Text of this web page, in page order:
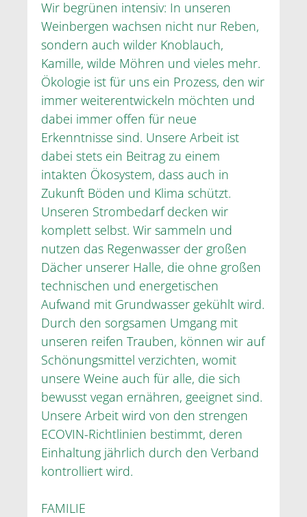
Wir begrünen intensiv: In unseren
Weinbergen wachsen nicht nur Reben,
sondern auch wilder Knoblauch,
Kamille, wilde Möhren und vieles mehr.
Ökologie ist für uns ein Prozess, den wir
immer weiterentwickeln möchten und
dabei immer offen für neue
Erkenntnisse sind. Unsere Arbeit ist
dabei stets ein Beitrag zu einem
intakten Ökosystem, dass auch in
Zukunft Böden und Klima schützt.
Unseren Strombedarf decken wir
komplett selbst. Wir sammeln und
nutzen das Regenwasser der großen
Dächer unserer Halle, die ohne großen
technischen und energetischen
Aufwand mit Grundwasser gekühlt wird.
Durch den sorgsamen Umgang mit
unseren reifen Trauben, können wir auf
Schönungsmittel verzichten, womit
unsere Weine auch für alle, die sich
bewusst vegan ernähren, geeignet sind.
Unsere Arbeit wird von den strengen
ECOVIN-Richtlinien bestimmt, deren
Einhaltung jährlich durch den Verband
kontrolliert wird.
FAMILIE